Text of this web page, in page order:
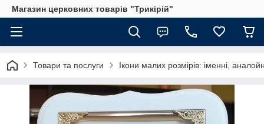
Магазин церковних товарів "Трикірій"
Товари та послуги Ікони малих розмірів: іменні,